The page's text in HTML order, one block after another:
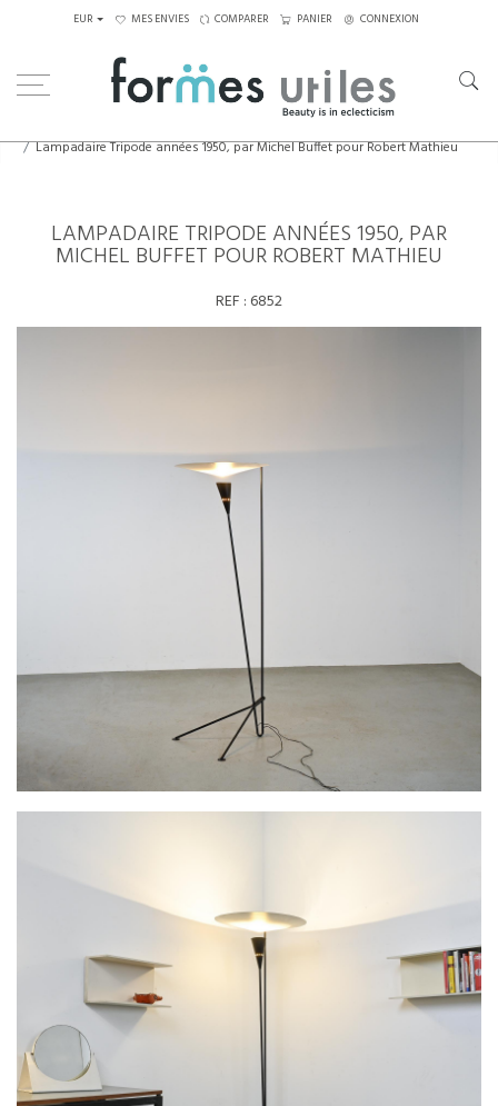
EUR MES ENVIES COMPARER PANIER CONNEXION
Lampadaire Tripode années 1950, par Michel Buffet pour Robert Mathieu
LAMPADAIRE TRIPODE ANNÉES 1950, PAR
MICHEL BUFFET POUR ROBERT MATHIEU
REF : 6852